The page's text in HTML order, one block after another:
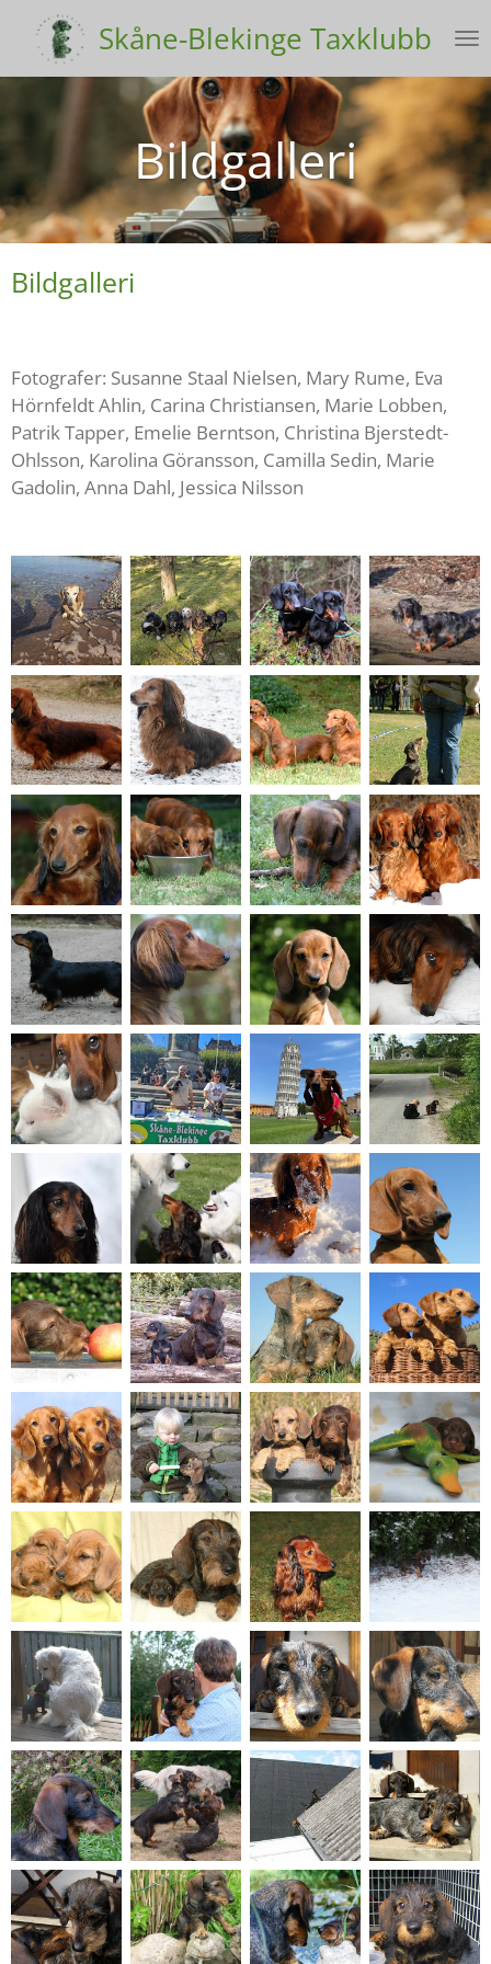
Hoppa
huvudinnehållet
Skåne-Blekinge Taxklubb
Bildgalleri
Bildgalleri
Fotografer: Susanne Staal Nielsen, Mary Rume, Eva
Hörnfeldt Ahlin, Carina Christiansen, Marie Lobben,
Patrik Tapper, Emelie Berntson, Christina Bjerstedt-
Ohlsson, Karolina Göransson, Camilla Sedin, Marie
Gadolin, Anna Dahl, Jessica Nilsson